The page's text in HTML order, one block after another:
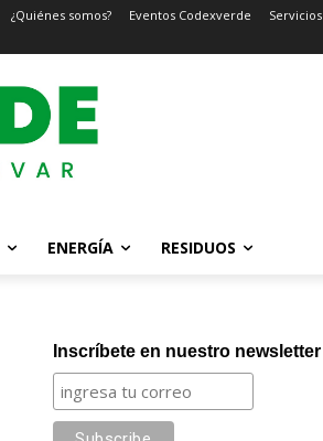
¿Quiénes somos? Eventos Codexverde Servicios
ENERGÍA RESIDUOS
Inscríbete en nuestro newsletter